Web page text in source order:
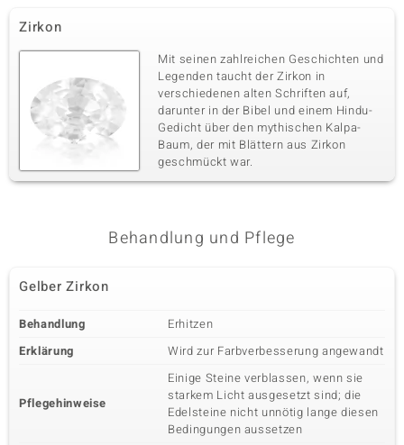
Zirkon
Mit seinen zahlreichen Geschichten und
Legenden taucht der Zirkon in
verschiedenen alten Schriften auf,
darunter in der Bibel und einem Hindu-
Gedicht über den mythischen Kalpa-
Baum, der mit Blättern aus Zirkon
geschmückt war.
Behandlung und Pflege
Gelber Zirkon
Behandlung
Erhitzen
Erklärung
Wird zur Farbverbesserung angewandt
Pflegehinweise
Einige Steine verblassen, wenn sie
starkem Licht ausgesetzt sind; die
Edelsteine nicht unnötig lange diesen
Bedingungen aussetzen